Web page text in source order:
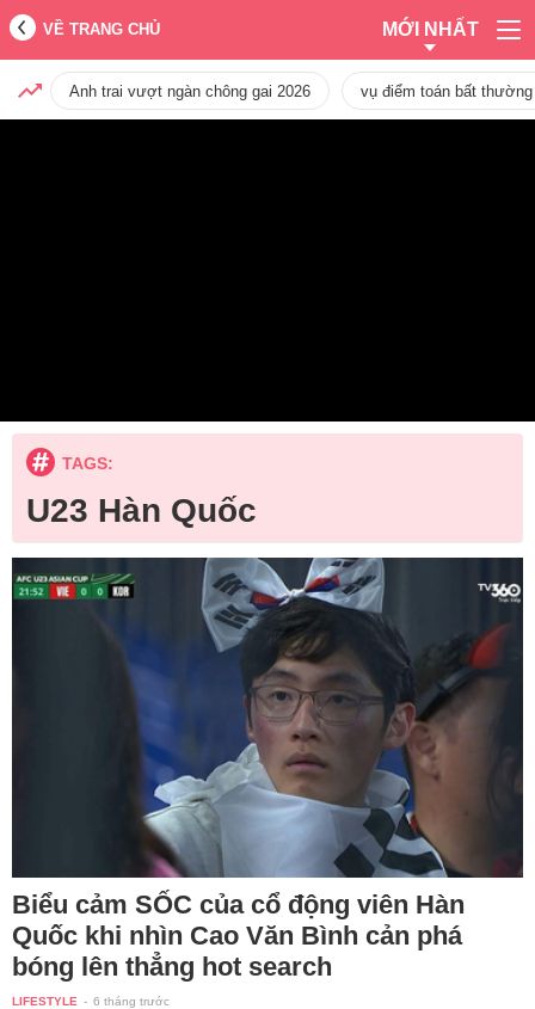
VỀ TRANG CHỦ MỚI NHẤT
Anh trai vượt ngàn chông gai 2026 vụ điểm toán bất
TAGS:
U23 Hàn Quốc
Biểu cảm SỐC của cổ động viên Hàn
Quốc khi nhìn Cao Văn Bình cản phá
bóng lên thẳng hot search
LIFESTYLE - 6 tháng trước